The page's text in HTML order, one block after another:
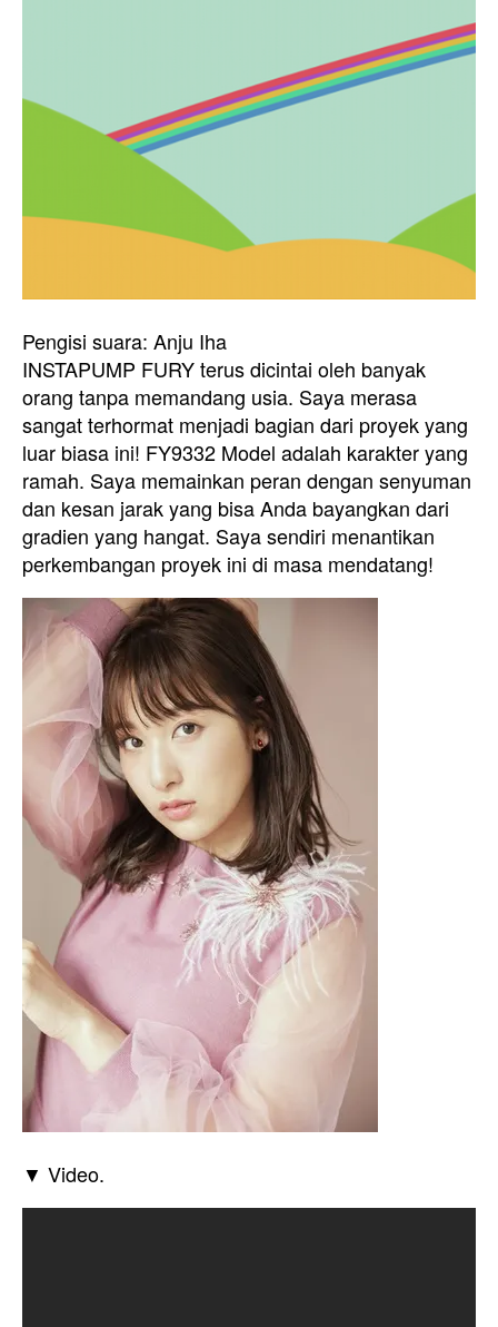
Pengisi suara: Anju Iha
INSTAPUMP FURY terus dicintai oleh banyak
orang tanpa memandang usia. Saya merasa
sangat terhormat menjadi bagian dari proyek yang
luar biasa ini! FY9332 Model adalah karakter yang
ramah. Saya memainkan peran dengan senyuman
dan kesan jarak yang bisa Anda bayangkan dari
gradien yang hangat. Saya sendiri menantikan
perkembangan proyek ini di masa mendatang!
▼ Video.